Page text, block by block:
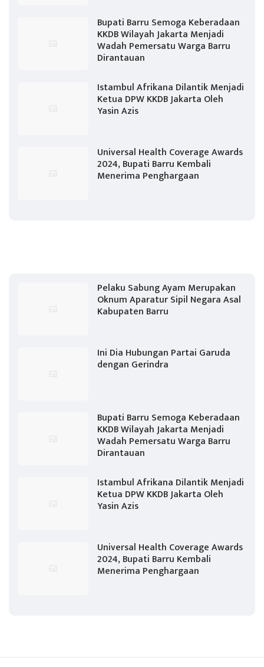
Bupati Barru Semoga Keberadaan
KKDB Wilayah Jakarta Menjadi
Wadah Pemersatu Warga Barru
Dirantauan
Istambul Afrikana Dilantik Menjadi
Ketua DPW KKDB Jakarta Oleh
Yasin Azis
Universal Health Coverage Awards
2024, Bupati Barru Kembali
Menerima Penghargaan
Pelaku Sabung Ayam Merupakan
Oknum Aparatur Sipil Negara Asal
Kabupaten Barru
Ini Dia Hubungan Partai Garuda
dengan Gerindra
Bupati Barru Semoga Keberadaan
KKDB Wilayah Jakarta Menjadi
Wadah Pemersatu Warga Barru
Dirantauan
Istambul Afrikana Dilantik Menjadi
Ketua DPW KKDB Jakarta Oleh
Yasin Azis
Universal Health Coverage Awards
2024, Bupati Barru Kembali
Menerima Penghargaan